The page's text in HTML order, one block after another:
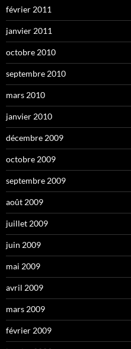
février 2011
janvier 2011
octobre 2010
septembre 2010
mars 2010
janvier 2010
décembre 2009
octobre 2009
septembre 2009
août 2009
juillet 2009
juin 2009
mai 2009
avril 2009
mars 2009
février 2009